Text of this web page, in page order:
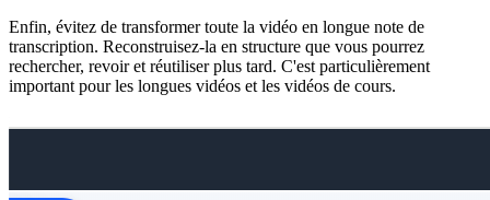
Enfin, évitez de transformer toute la vidéo en longue note de
transcription. Reconstruisez-la en structure que vous pourrez
rechercher, revoir et réutiliser plus tard. C'est particulièrement
important pour les longues vidéos et les vidéos de cours.